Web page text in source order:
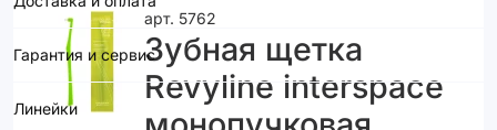
Гарантия и сервис
Линейки
арт. 5762
Зубная щетка
Revyline interspace